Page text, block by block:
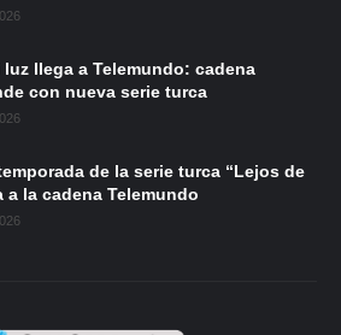
luz llega a Telemundo: cadena
con nueva serie turca
de la serie turca “Lejos de
a la cadena Telemundo